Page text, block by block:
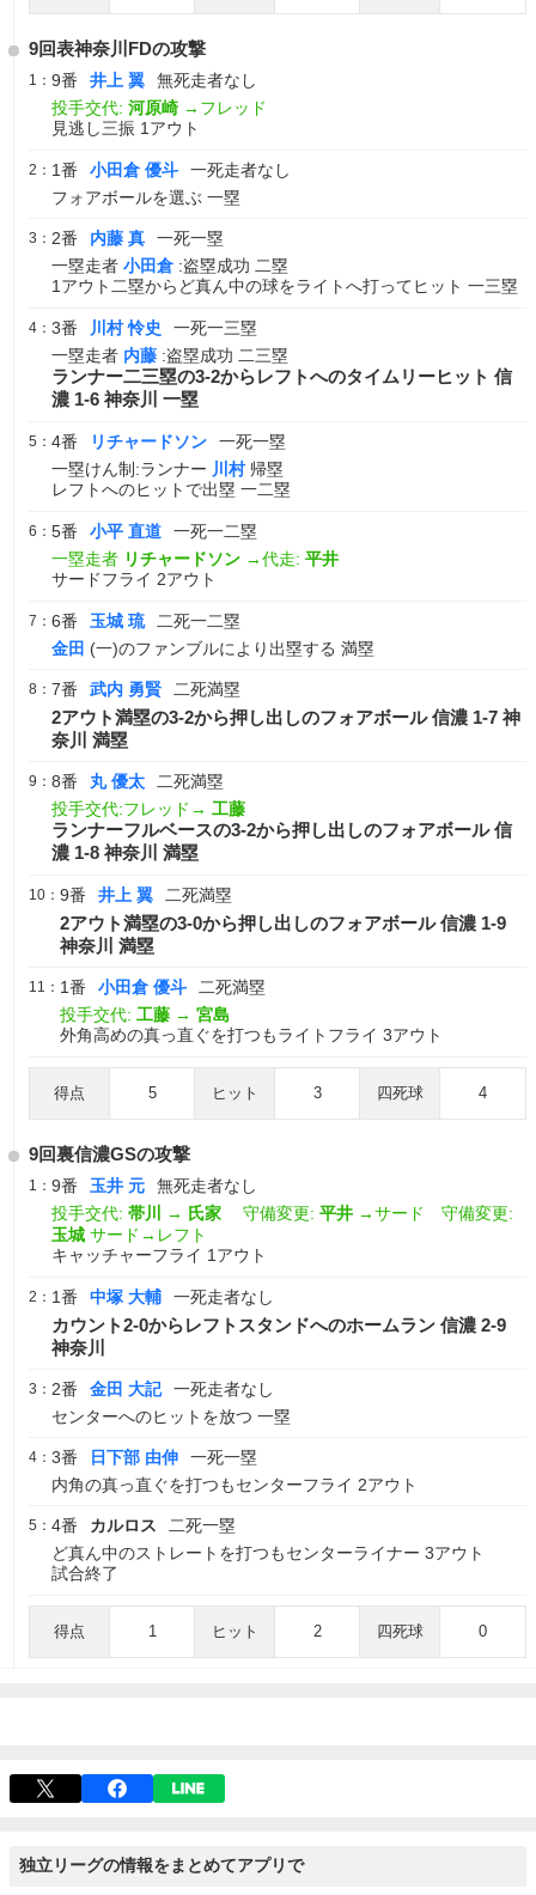
9回表神奈川FDの攻撃
1： 9番 井上 翼
無死走者なし
投手交代: 河原崎 →フレッド
見逃し三振 1アウト
2： 1番 小田倉 優斗
一死走者なし
フォアボールを選ぶ 一塁
3： 2番 内藤 真
一死一塁
一塁走者 小田倉 :盗塁成功 二塁
1アウト二塁からど真ん中の球をライトへ打ってヒット 一三塁
4： 3番 川村 怜史
一死一三塁
一塁走者 内藤 :盗塁成功 二三塁
ランナー二三塁の3-2からレフトへのタイムリーヒット 信
濃 1-6 神奈川 一塁
5： 4番 リチャードソン
一死一塁
一塁けん制:ランナー 川村 帰塁
レフトへのヒットで出塁 一二塁
6： 5番 小平 直道
一死一二塁
一塁走者 リチャードソン →代走: 平井
サードフライ 2アウト
7： 6番 玉城 琉
二死一二塁
金田 (一)のファンブルにより出塁する 満塁
8： 7番 武内 勇賢 二死満塁
2アウト満塁の3-2から押し出しのフォアボール 信濃 1-7 神
奈川 満塁
9： 8番 丸 優太
二死満塁
投手交代:フレッド→ 工藤
ランナーフルベースの3-2から押し出しのフォアボール 信
濃 1-8 神奈川 満塁
10： 9番 井上 翼 二死満塁
2アウト満塁の3-0から押し出しのフォアボール 信濃 1-9
神奈川 満塁
11： 1番 小田倉 優斗
二死満塁
投手交代: 工藤 → 宮島
外角高めの真っ直ぐを打つもライトフライ 3アウト
得点 5 ヒット 3 四死球 4
9回裏信濃GSの攻撃
1： 9番 玉井 元
無死走者なし
投手交代: 帯川 → 氏家 守備変更: 平井 →サード 守備変更:
玉城 サード→レフト
キャッチャーフライ 1アウト
2： 1番 中塚 大輔 一死走者なし
カウント2-0からレフトスタンドへのホームラン 信濃 2-9
神奈川
3： 2番 金田 大記
一死走者なし
センターへのヒットを放つ 一塁
4： 3番 日下部 由伸
一死一塁
内角の真っ直ぐを打つもセンターフライ 2アウト
5： 4番 カルロス
二死一塁
ど真ん中のストレートを打つもセンターライナー 3アウト
試合終了
得点 1 ヒット 2 四死球 0
独立リーグの情報をまとめてアプリで